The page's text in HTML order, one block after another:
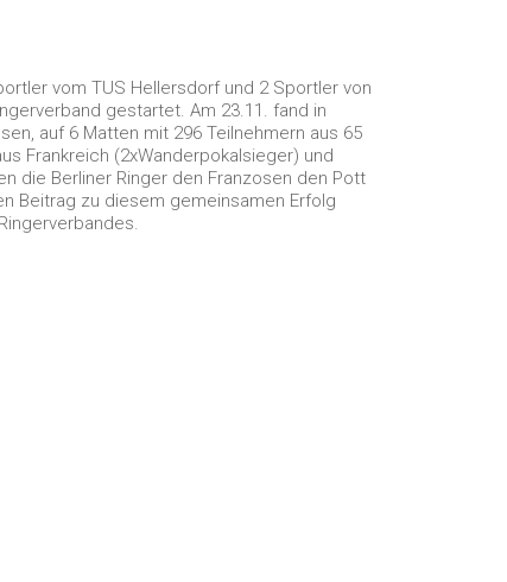
vom TUS Hellersdorf und 2 Sportler von
gestartet. Am 23.11. fand in
auf 6 Matten mit 296 Teilnehmern aus 65
Frankreich (2xWanderpokalsieger) und
die Berliner Ringer den Franzosen den Pott
Beitrag zu diesem gemeinsamen Erfolg